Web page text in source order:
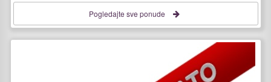
Pogledajte sve ponude